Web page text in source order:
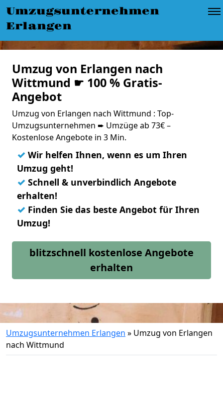
Umzugsunternehmen
Erlangen
Umzug von Erlangen nach
Wittmund ☛ 100 % Gratis-
Angebot
Umzug von Erlangen nach Wittmund : Top-
Umzugsunternehmen ➨ Umzüge ab 73€ –
Kostenlose Angebote in 3 Min.
✓ Wir helfen Ihnen, wenn es um Ihren
Umzug geht!
✓ Schnell & unverbindlich Angebote
erhalten!
✓ Finden Sie das beste Angebot für Ihren
Umzug!
blitzschnell kostenlose Angebote
erhalten
Umzugsunternehmen Erlangen » Umzug von Erlangen
nach Wittmund